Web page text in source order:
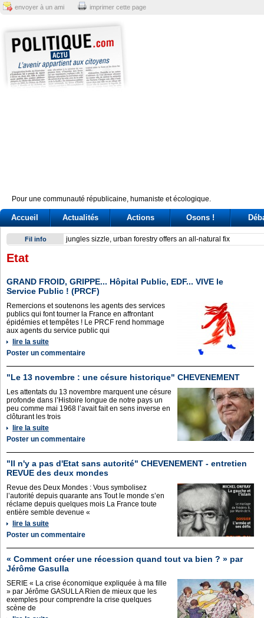
envoyer à un ami imprimer cette page
Pour une communauté républicaine, humaniste et écologique.
Accueil Actualités Actions Osons !
Fil info Reactor at Kansai Electric’s Oi plant stops after alarm
Etat
GRAND FROID, GRIPPE... Hôpital Public, EDF... VIVE le
Service Public ! (PRCF)
Remercions et soutenons les agents des services
publics qui font tourner la France en affrontant
épidémies et tempêtes ! Le PRCF rend hommage
aux agents du service public qui
lire la suite
Poster un commentaire
"Le 13 novembre : une césure historique" CHEVENEMENT
Les attentats du 13 novembre marquent une césure
profonde dans l’Histoire longue de notre pays un
peu comme mai 1968 l’avait fait en sens inverse en
clôturant les trois
lire la suite
Poster un commentaire
"Il n'y a pas d'Etat sans autorité" CHEVENEMENT - entretien
REVUE des deux mondes
Revue des Deux Mondes : Vous symbolisez
l’autorité depuis quarante ans Tout le monde s’en
réclame depuis quelques mois La France toute
entière semble devenue «
lire la suite
Poster un commentaire
« Comment créer une récession quand tout va bien ? » par
Jérôme Gasulla
SERIE « La crise économique expliquée à ma fille
» par Jérôme GASULLA Rien de mieux que les
exemples pour comprendre la crise quelques
scène de